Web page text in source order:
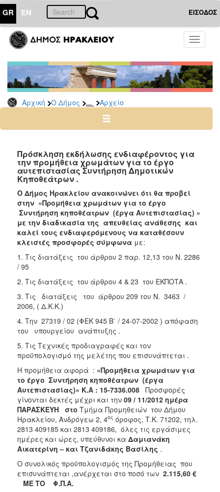
GR EN ΕΙΣΟΔΟΣ
Toggle
Αρχική Ο Δήμος ... Αρχείο
ΔΗΜΟΣ
Διακηρύξεις
Δημοπρασίες
Αρχείο
2025
2023
2022
2020
2019
2018
2017
2016
ΤΟΠΟΣ
ΠΟΛΙΤΙΣΜΟΣ
ΑΝΘΕΚΤΙΚΗ
ΠΟΛΗ
Πρόσκληση εκδήλωσης ενδιαφέροντος για
την προμήθεια χρωμάτων για το έργο
αυτεπιστασίας Συντήρηση Δημοτικών
Κηποθεάτρων .
Ο Δήμος Ηρακλείου ανακοινώνει ότι θα προβεί
στην «Προμήθεια χρωμάτων για το έργο
Συντήρηση κηποθέατρων (έργα Αυτεπιστασίας) »
με την διαδικασία της απευθείας ανάθεσης και
καλεί τους ενδιαφερόμενους να καταθέσουν
κλειστές προσφορές σύμφωνα με:
1. Τις διατάξεις του άρθρου 2 παρ. 12,13 του Ν. 2286
/ 95
2. Τις διατάξεις του άρθρου 4 & 23 του ΕΚΠΟΤΑ .
3. Τις διατάξεις του άρθρου 209 του Ν. 3463 /
2006, ( Δ.Κ.Κ.)
4. Την 27319 / 02 (ΦΕΚ 945 Β΄ / 24-07-2002 ) απόφαση
του υπουργείου ανάπτυξης .
5. Τις Τεχνικές προδιαγραφές και τον
προϋπολογισμό της μελέτης που επισυνάπτεται .
Η προμήθεια αφορά : «Προμήθεια χρωμάτων για
το έργο Συντήρηση κηποθέατρων (έργα
Αυτεπιστασίας)» Κ.Α : 15-7336.008 Προσφορές
γίνονται δεκτές μέχρι και την 09 / 11/2012 ημέρα
ΠΑΡΑΣΚΕΥΗ
στο Τμήμα Προμηθειών του Δήμου
Ηρακλείου, Ανδρόγεω 2, 4ος όροφος, Τ.Κ. 71202, τηλ.
2813 409185 και 2813 409186, όλες τις εργάσιμες
ημέρες και ώρες, υπεύθυνοι κα Δαμιανάκη
Αικατερίνη – και Τζανιδάκης Βασίλης .
Ο συνολικός προϋπολογισμός της Προμήθειας που
επισυνάπτεται ,ανέρχεται στο ποσό των 2.115,60 €
ΜΕ ΤΟ Φ.Π.Α.